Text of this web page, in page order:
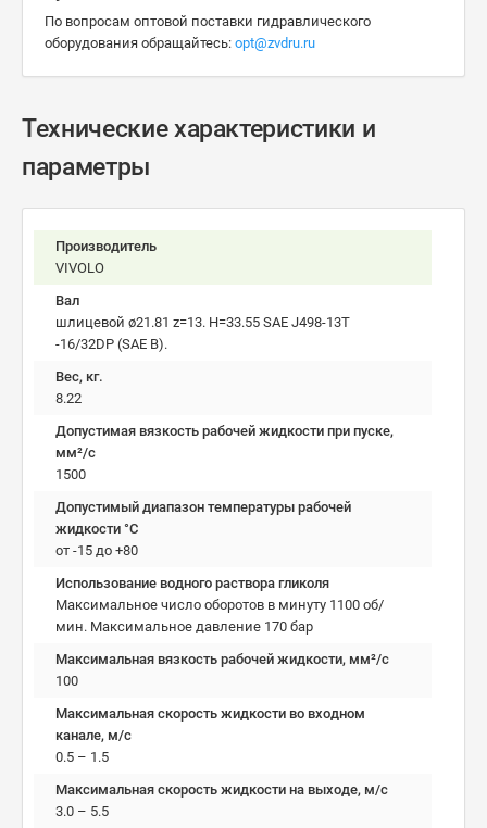
По вопросам оптовой поставки гидравлического
оборудования обращайтесь: opt@zvdru.ru
Технические характеристики и
параметры
Производитель
VIVOLO
Вал
шлицевой ø21.81 z=13. H=33.55 SAE J498-13T
-16/32DP (SAE B).
Вес, кг.
8.22
Допустимая вязкость рабочей жидкости при пуске,
мм²/c
1500
Допустимый диапазон температуры рабочей
жидкости °C
от -15 до +80
Использование водного раствора гликоля
Максимальное число оборотов в минуту 1100 об/
мин. Максимальное давление 170 бар
Максимальная вязкость рабочей жидкости, мм²/c
100
Максимальная скорость жидкости во входном
канале, м/с
0.5 – 1.5
Максимальная скорость жидкости на выходе, м/с
3.0 – 5.5